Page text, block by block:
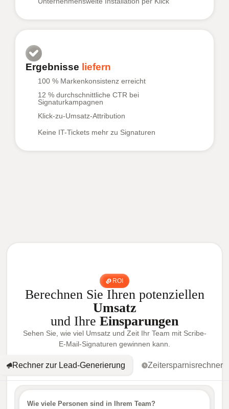
Ergebnisse liefern
100 % Markenkonsistenz erreicht
12 % durchschnittliche CTR bei
Signaturkampagnen
Klick-zu-Umsatz-Attribution
Keine IT-Tickets mehr zu Signaturen
ROI
Berechnen Sie Ihren potenziellen
Umsatz
und Ihre Einsparungen
Sehen Sie, wie viel Umsatz und Zeit Ihr Team mit Scribe-
E-Mail-Signaturen gewinnen kann.
Rechner zur Lead-Generierung Zeitersparnisrechner
Wie viele Personen sind in Ihrem Team?